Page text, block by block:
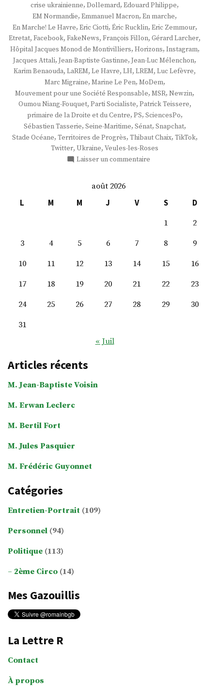
crise ukrainienne, Dollemard, Edouard Philippe,
EM Normandie, Emmanuel Macron, En marche,
En Marche! Le Havre, Eric Ciotti, Éric Rucklin, Eric Zemmour,
Etretat, Facebook, FakeNews, François Fillon, Gérard Larcher,
Hôpital Jacques Monod de Montivilliers, Horizons, Instagram,
Jacques Attali, Jean-Baptiste Gastinne, Jean-Luc Mélenchon,
Karim Benaouda, LaREM, Le Havre, LH, LREM, Luc Lefèvre,
Marc Migraine, Marine Le Pen, MoDem,
Mouvement pour une Société Responsable, MSR, Newzin,
Oumou Niang-Fouquet, Parti Socialiste, Patrick Teissere,
primaire de la Droite et du Centre, PS, SciencesPo,
Sébastien Tasserie, Seine-Maritime, Sénat, Snapchat,
Stade Océane, Territoires de Progrès, Thibaut Chaix, TikTok,
Twitter, Ukraine, Veules-les-Roses
Laisser un commentaire
août 2026
L
M M J V S
D
1
2
3
4 5 6 7 8
9
10
11 12 13 14 15
16
17
18 19 20 21 22
23
24
25 26 27 28 29
30
31
« Juil
Articles récents
M. Jean-Baptiste Voisin
M. Erwan Leclerc
M. Bertil Fort
M. Jules Pasquier
M. Frédéric Guyonnet
Catégories
Entretien-Portrait (109)
Personnel (94)
Politique (113)
2ème Circo (14)
Mes Gazouillis
La Lettre R
Contact
À propos